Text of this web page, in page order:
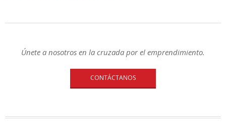
Únete a nosotros en la cruzada por el emprendimiento.
CONTÁCTANOS